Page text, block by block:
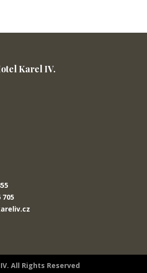
Karel IV.
705
All Rights Reserved